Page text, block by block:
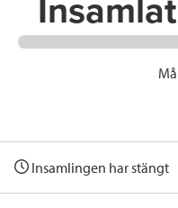
Insamlingen har stängt